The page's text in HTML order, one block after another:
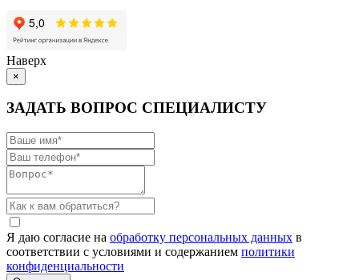
Наверх
×
ЗАДАТЬ ВОПРОС СПЕЦИАЛИСТУ
Я даю согласие на обработку персональных данных в
соответствии с условиями и содержанием политики
конфиденциальности